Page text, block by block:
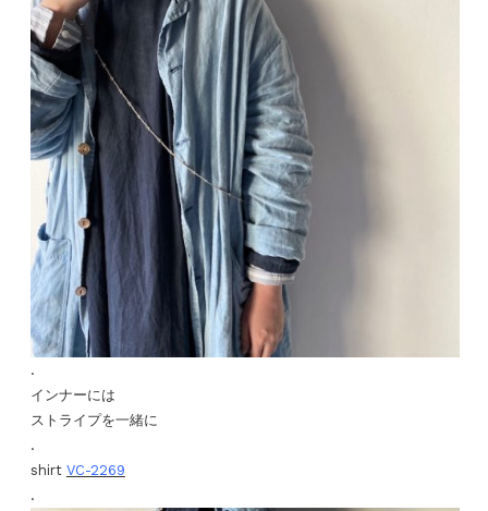
.
インナーには
ストライプを一緒に
.
shirt VC-2269
.